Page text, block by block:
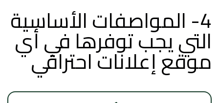
4- المواصفات الأساسية
التي يجب توفرها في أي
موقع إعلانات احترافي